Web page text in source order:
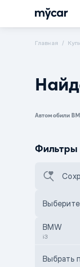
Главная
Автомобили
Фильтры
BMW
i3
Выбрать